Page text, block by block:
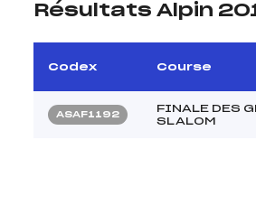
Résultats Alpin
Codex Course
ASAF1192
FINALE DES
SLALOM